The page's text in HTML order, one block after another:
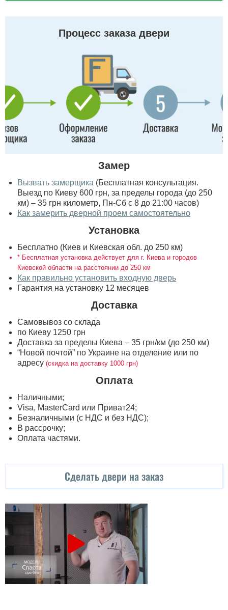
Процесс заказа двери
Замер
Вызвать замерщика (Бесплатная консультация.
Выезд по Киеву 600 грн, за пределы города (до 250
км) – 35 грн километр, Пн-Сб с 8 до 21:00 часов)
Как замерить дверной проем самостоятельно
Установка
Бесплатно (Киев и Киевская обл. до 250 км)
* Бесплатная установка действует для г. Киева и городов
Киевской области на расстоянии до 250 км
Как правильно установить входную дверь
Гарантия на установку 12 месяцев
Доставка
Самовывоз со склада
по Киеву 1250 грн
Доставка за пределы Киева – 35 грн/км (до 250 км)
“Новой почтой” по Украине на отделение или по
адресу (скидка на доставку 1000 грн)
Оплата
Наличными;
Visa, MasterСard или Приват24;
Безналичными (с НДС и без НДС);
В рассрочку;
Оплата частями.
Сделать двери на заказ